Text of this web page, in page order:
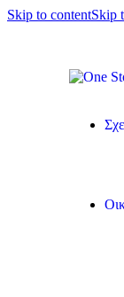
Skip to contentSkip